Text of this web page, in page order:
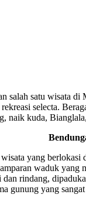
salah satu wisata di
selecta.
naik kuda,
yang
waduk
rindang,
gunung yang